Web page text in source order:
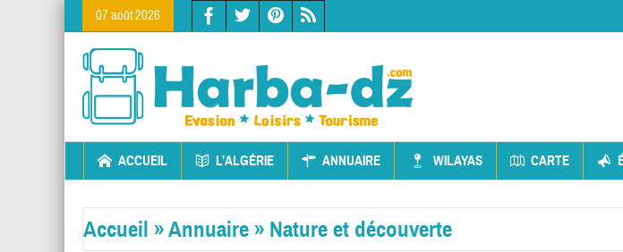
07 août 2026
ACCUEIL L’ALGÉRIE ANNUAIRE WILAYAS CARTE
Accueil »Annuaire » Nature et découverte